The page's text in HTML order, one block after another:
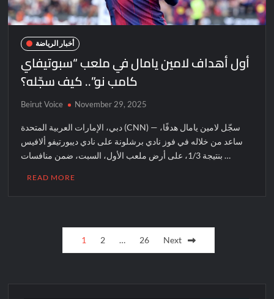
أخبار الرياضة
أول أهداف لامين يامال في ملعب “سبوتيفاي
كامب نو”.. كيف سجّله؟
Beirut Voice November 29, 2025
دبي، الإمارات العربية المتحدة (CNN) — سجّل لامين يامال هدفًا،
ساعد من خلاله في فوز نادي برشلونة على نادي ديبورتيفو ألافيس
بنتيجة 1/3، على أرض ملعب الأول، السبت، ضمن منافسات …
READ MORE
pagination
1 2 … 26 Next